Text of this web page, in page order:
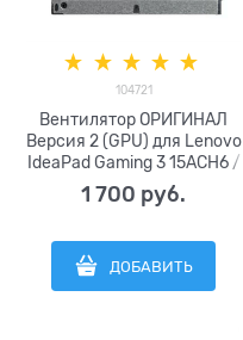
104721
Вентилятор ОРИГИНАЛ
Версия 2 (GPU) для Lenovo
IdeaPad Gaming 3 15ACH6 /
15IHU6 серии FCN
DFS5K12B159A1H FNLY DC5V
1 700 руб.
ДОБАВИТЬ